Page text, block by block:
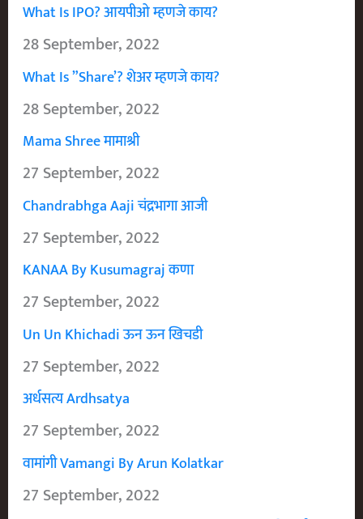
What Is IPO? आयपीओ म्हणजे काय?
28 September, 2022
What Is ”Share’? शेअर म्हणजे काय?
28 September, 2022
Mama Shree मामाश्री
27 September, 2022
Chandrabhga Aaji चंद्रभागा आजी
27 September, 2022
KANAA By Kusumagraj कणा
27 September, 2022
Un Un Khichadi ऊन ऊन खिचडी
27 September, 2022
अर्धसत्य Ardhsatya
27 September, 2022
वामांगी Vamangi By Arun Kolatkar
27 September, 2022